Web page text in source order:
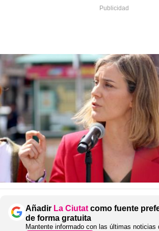
Añadir La Ciutat como fuente
de forma gratuita
Mantente informado con las últimas noticias